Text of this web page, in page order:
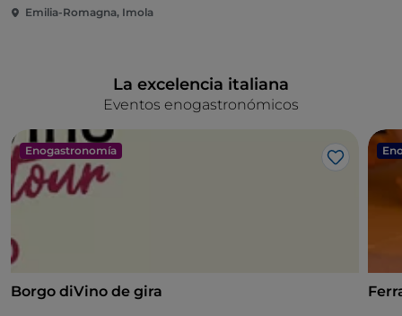
Emilia-Romagna, Imola
Eventos enogastronómicos
La excelencia italiana
Enogastronomía
Me gusta
Borgo diVino de gira